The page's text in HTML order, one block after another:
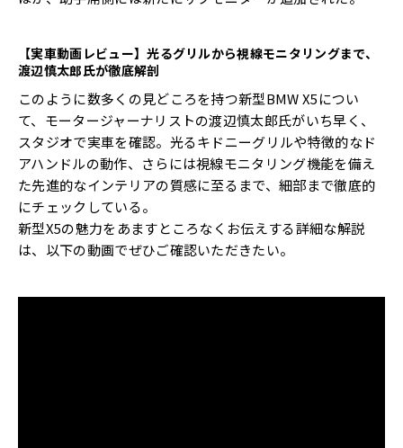
【実車動画レビュー】光るグリルから視線モニタリングまで、
渡辺慎太郎氏が徹底解剖
このように数多くの見どころを持つ新型BMW X5につい
て、モータージャーナリストの渡辺慎太郎氏がいち早く、
スタジオで実車を確認。光るキドニーグリルや特徴的なド
アハンドルの動作、さらには視線モニタリング機能を備え
た先進的なインテリアの質感に至るまで、細部まで徹底的
にチェックしている。
新型X5の魅力をあますところなくお伝えする詳細な解説
は、以下の動画でぜひご確認いただきたい。